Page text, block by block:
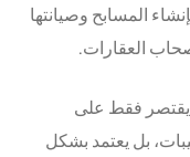
المسابح وصيانتها
العقارات.
يقتصر فقط على
بل يعتمد بشكل